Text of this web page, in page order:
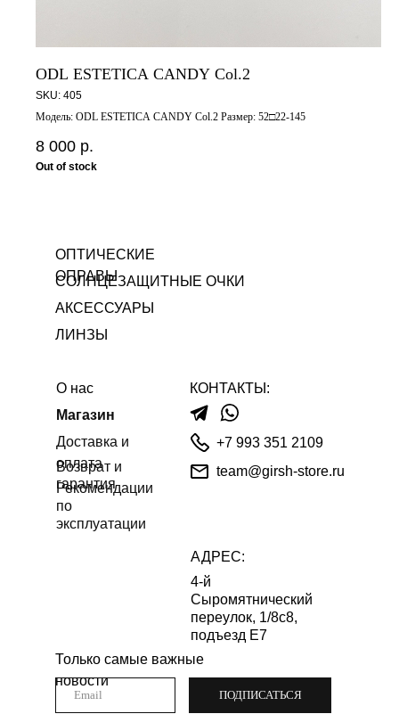
ODL ESTETICA CANDY Col.2
SKU: 405
Модель: ODL ESTETICA CANDY Col.2 Размер: 52□22-145
8 000 р.
Out of stock
ОПТИЧЕСКИЕ
ОПРАВЫ
СОЛНЦЕЗАЩИТНЫЕ ОЧКИ
+7 993 351 2109
Только самые важные
новости
ПОДПИСАТЬСЯ
4-й
Сыромятнический
переулок, 1/8с8,
подъезд Е7
АДРЕС:
Магазин
О нас
team@girsh-store.ru
Рекомендации
по
эксплуатации
Доставка и
оплата
КОНТАКТЫ:
Возврат и
гарантия
ЛИНЗЫ
АКСЕССУАРЫ